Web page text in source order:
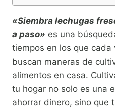
«Siembra lechugas
a paso» es una
tiempos en los que cada
buscan maneras de
alimentos en casa.
tu hogar no solo es una
ahorrar dinero, sino que